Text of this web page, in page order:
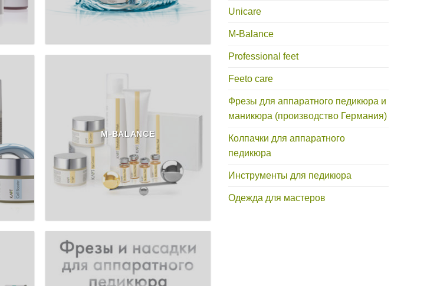
M-BALANCE
Unicare
M-Balance
Professional feet
Feeto care
Фрезы для аппаратного педикюра и
маникюра (производство Германия)
Колпачки для аппаратного
педикюра
Инструменты для педикюра
Одежда для мастеров